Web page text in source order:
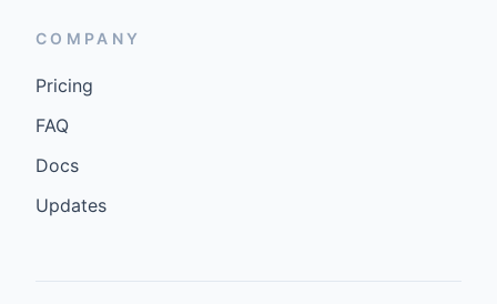
COMPANY
Pricing
FAQ
Docs
Updates